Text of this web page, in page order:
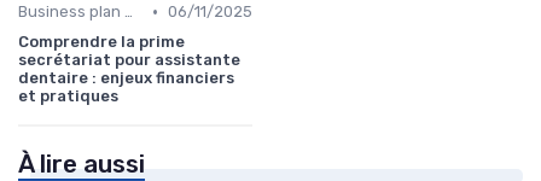
Business plan & modélisation financière • 06/11/2025
Comprendre la prime
secrétariat pour assistante
dentaire : enjeux financiers
et pratiques
À lire aussi